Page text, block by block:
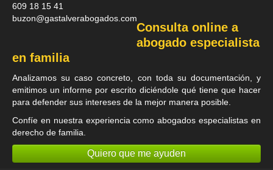
609 18 15 41
buzon@gastalverabogados.com
Consulta online a
abogado especialista
en familia
Analizamos su caso concreto, con toda su documentación, y
emitimos un informe por escrito diciéndole qué tiene que hacer
para defender sus intereses de la mejor manera posible.
Confíe en nuestra experiencia comoabogados especialistas en
derecho de familia.
Quiero que me ayuden